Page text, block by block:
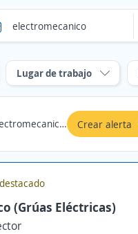
Lugar de trabajo
en Chile Crear alerta
(Grúas Eléctricas)